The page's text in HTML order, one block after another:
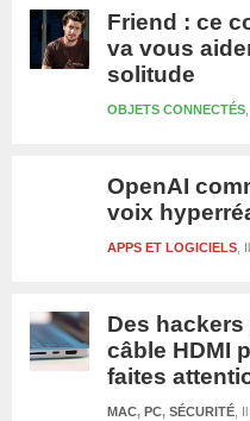
Friend : ce
va vous
solitude
OBJETS CONNECTÉS
OpenAI
voix
APPS ET LOGICIELS
Des
câble HDMI
faites
MAC, PC, SÉCURITÉ